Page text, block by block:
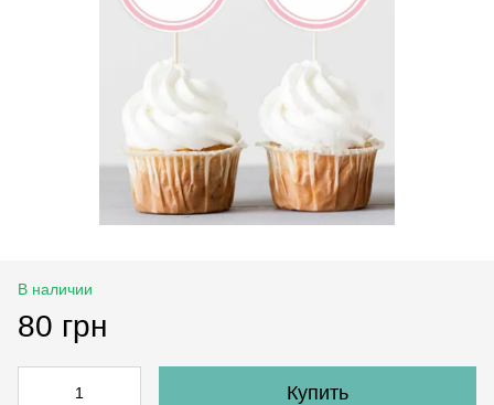
В наличии
80 грн
Купить